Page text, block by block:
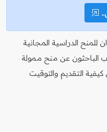
للمنح الدراسية المجانية
الباحثون عن منح ممولة
حول كيفية التقديم والتوقيت